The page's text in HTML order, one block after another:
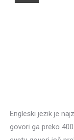
Engleski jezik je
govori ga preko